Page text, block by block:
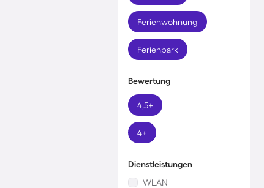
Ferienwohnung
Ferienpark
Bewertung
4,5+
4+
Dienstleistungen
WLAN